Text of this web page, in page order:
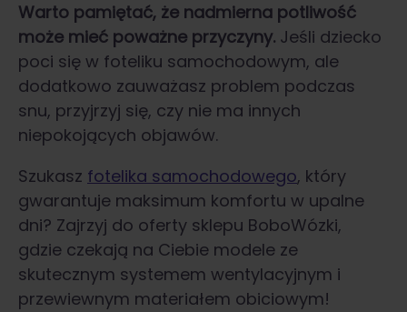
Warto pamiętać, że nadmierna potliwość
może mieć poważne przyczyny. Jeśli dziecko
poci się w foteliku samochodowym, ale
dodatkowo zauważasz problem podczas
snu, przyjrzyj się, czy nie ma innych
niepokojących objawów.
Szukasz fotelika samochodowego, który
gwarantuje maksimum komfortu w upalne
dni? Zajrzyj do oferty sklepu BoboWózki,
gdzie czekają na Ciebie modele ze
skutecznym systemem wentylacyjnym i
przewiewnym materiałem obiciowym!